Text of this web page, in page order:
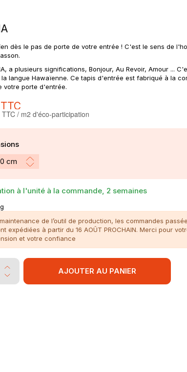
dès le pas de porte de votre entrée ! C'est le sens de
a plusieurs significations, Bonjour, Au Revoir, Amour ...
langue Hawaïenne. Ce tapis d'entrée est fabriqué à la
votre porte d'entrée.
TTC
/ m2 d'éco-participation
à l'unité à la commande, 2 semaines
de l’outil de production, les commandes
expédiées à partir du 16 AOÛT PROCHAIN. Merci pour
et votre confiance
AJOUTER AU PANIER